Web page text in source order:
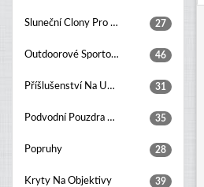
Sluneční Clony Pro Objektivy 27
Outdoorové Sportovní Kamery 46
Příšlušenství Na Upevňování Kamer 31
Podvodní Pouzdra Pro Fotoaparáty 35
Popruhy 28
Kryty Na Objektivy 39